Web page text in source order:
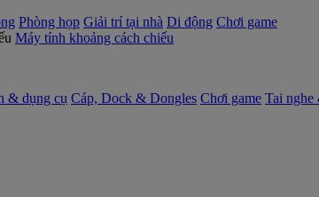
Phòng họp Giải trí tại nhà Di động Chơi game
Máy tính khoảng cách chiếu
& dụng cụ Cáp, Dock & Dongles Chơi game Tai nghe